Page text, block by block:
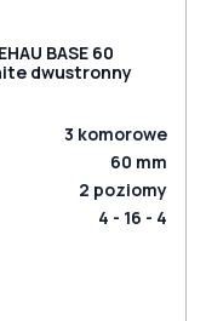
BASE 60
dwustronny
3 komorowe
60 mm
2 poziomy
4 - 16 - 4